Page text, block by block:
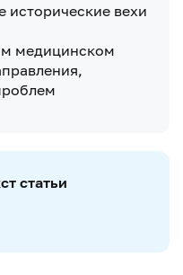
исторические вехи
медицинском
статьи